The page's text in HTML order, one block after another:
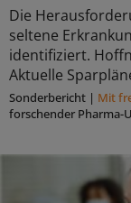
Die
seltene
identifiziert.
Aktuelle
Sonderbericht | Mit
forschender Pharma-